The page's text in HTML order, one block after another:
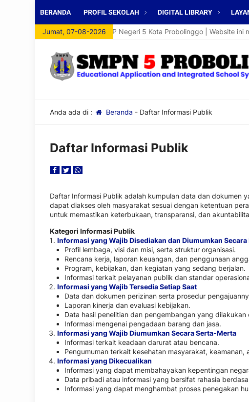
BERANDA PROFIL SEKOLAH DIGITAL LIBRARY
Jumat, 07-08-2026
Selamat Datang di Website SMP Negeri 5 Kota Probolinggo | Website ini
Anda ada di : Beranda - Daftar Informasi Publik
Daftar Informasi Publik
Daftar Informasi Publik adalah kumpulan data dan dokumen
dapat diakses oleh masyarakat sesuai dengan ketentuan
untuk memastikan keterbukaan, transparansi, dan
Kategori Informasi Publik
Informasi yang Wajib Disediakan dan Diumumkan Secara
Profil lembaga, visi dan misi, serta struktur organisasi.
Rencana kerja, laporan keuangan, dan penggunaan
Program, kebijakan, dan kegiatan yang sedang berjalan.
Informasi terkait pelayanan publik dan standar
Informasi yang Wajib Tersedia Setiap Saat
Data dan dokumen perizinan serta prosedur
Laporan kinerja dan evaluasi kebijakan.
Data hasil penelitian dan pengembangan yang dilakukan
Informasi mengenai pengadaan barang dan jasa.
Informasi yang Wajib Diumumkan Secara Serta-Merta
Informasi terkait keadaan darurat atau bencana.
Pengumuman terkait kesehatan masyarakat, keamanan,
Informasi yang Dikecualikan
Informasi yang dapat membahayakan kepentingan
Data pribadi atau informasi yang bersifat rahasia
Informasi yang dapat menghambat proses penegakan